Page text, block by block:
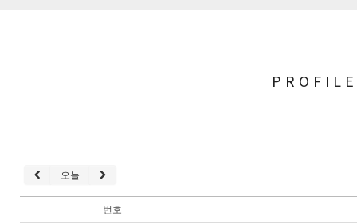
PROFILE
오늘
번호